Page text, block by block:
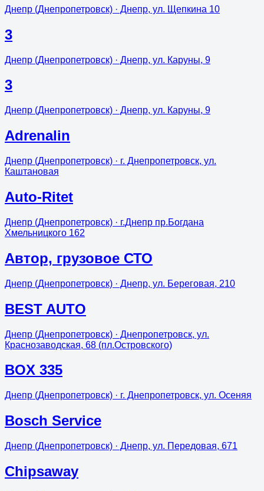
Днепр (Днепропетровск) · Днепр, ул. Щепкина 10
3
Днепр (Днепропетровск) · Днепр, ул. Каруны, 9
3
Днепр (Днепропетровск) · Днепр, ул. Каруны, 9
Adrenalin
Днепр (Днепропетровск) · г. Днепропетровск, ул.
Каштановая
Auto-Ritet
Днепр (Днепропетровск) · г.Днепр пр.Богдана
Хмельницкого 162
Aвтор, грузовое СТО
Днепр (Днепропетровск) · Днепр, ул. Береговая, 210
BEST AUTO
Днепр (Днепропетровск) · Днепропетровск, ул.
Краснозаводская, 68 (пл.Островского)
BOX 335
Днепр (Днепропетровск) · г. Днепропетровск, ул. Осеняя
Bosch Service
Днепр (Днепропетровск) · Днепр, ул. Передовая, 671
Chipsaway